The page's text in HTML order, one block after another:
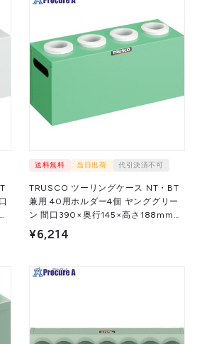
送料無料 当日出荷 代引決済不可
TRUSCO ツーリングケース NT・BT
兼用 40用ホルダー4個 ヤンググリー
ン 間口390×奥行145×高さ188mm
¥6,214